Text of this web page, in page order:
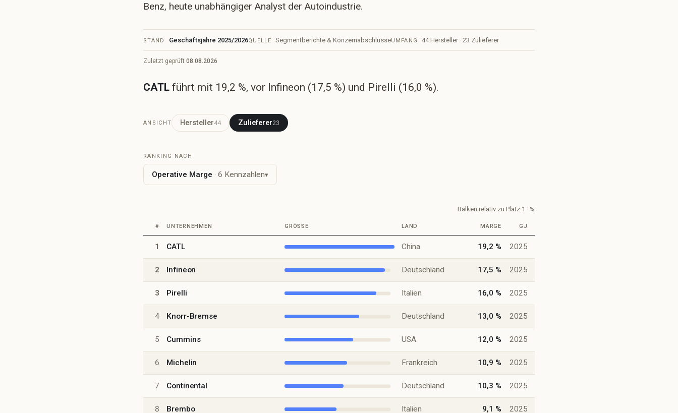
Benz, heute unabhängiger Analyst der Autoindustrie.
STAND Geschäftsjahre 2025/2026QUELLE Segmentberichte & KonzernabschlüsseUMFANG 44 Hersteller · 23 Zulieferer
Zuletzt geprüft 08.08.2026
CATL führt mit 19,2 %, vor Infineon (17,5 %) und Pirelli (16,0 %).
ANSICHT Hersteller44 Zulieferer23
RANKING NACH
Operative Marge · 6 Kennzahlen▾
Balken relativ zu Platz 1 · %
Autozulieferer nach operativer Marge
# UNTERNEHMEN GRÖSSE LAND MARGE GJ
1 CATL China 19,2 % 2025
2 Infineon Deutschland 17,5 % 2025
3 Pirelli Italien 16,0 % 2025
4 Knorr-Bremse Deutschland 13,0 % 2025
5 Cummins USA 12,0 % 2025
6 Michelin Frankreich 10,9 % 2025
7 Continental Deutschland 10,3 % 2025
8 Brembo Italien 9,1 % 2025
Länder und Regionen
Meistverkaufte Modelle
Marktanteil
Hersteller je Markt
Glossar
Kennzahlen erklärt
Meine Einordnung, mit Daten belegt